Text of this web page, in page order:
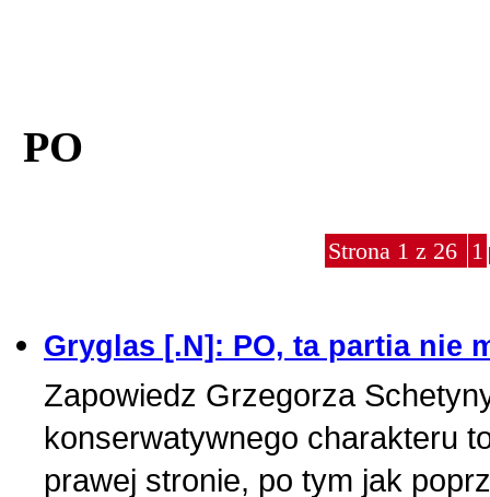
PO
Strona 1 z 26 1
Gryglas [.N]: PO, ta partia nie
Zapowiedz Grzegorza
konserwatywnego charakteru
prawej stronie, po tym jak